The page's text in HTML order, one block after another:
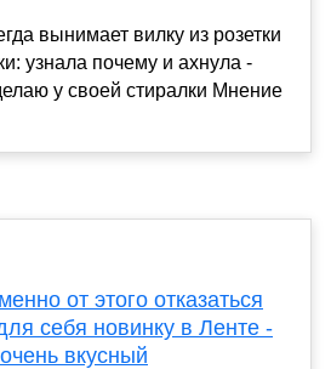
вынимает вилку из розетки
узнала почему и ахнула -
у своей стиралки Мнение
от этого отказаться
себя новинку в Ленте -
вкусный